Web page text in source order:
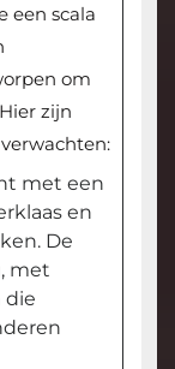
een scala
om
zijn
met een
en
De
met
die